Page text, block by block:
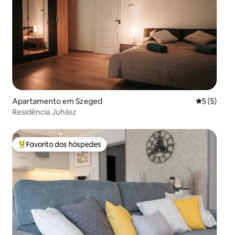
Apartamento em Szeged
5 (5)
Residência Juhász
Favoritos dos hóspedes mais apreciados
Favorito dos hóspedes